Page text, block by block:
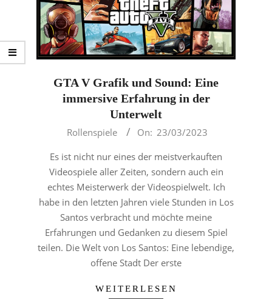
GTA V Grafik und Sound: Eine
immersive Erfahrung in der
Unterwelt
Rollenspiele On: 23/03/2023
Es ist nicht nur eines der meistverkauften
Videospiele aller Zeiten, sondern auch ein
echtes Meisterwerk der Videospielwelt. Ich
habe in den letzten Jahren viele Stunden in Los
Santos verbracht und möchte meine
Erfahrungen und Gedanken zu diesem Spiel
teilen. Die Welt von Los Santos: Eine lebendige,
offene Stadt Der erste
WEITERLESEN